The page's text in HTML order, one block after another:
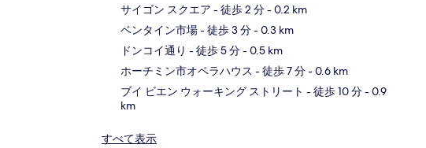
サイゴン スクエア - 徒歩 2 分- 0.2 km
ベンタイン市場- 徒歩 3 分- 0.3 km
ドンコイ通り - 徒歩 5 分- 0.5 km
ホーチミン市オペラハウス - 徒歩 7 分- 0.6 km
ブイ ビエン ウォーキング ストリート - 徒歩 10 分- 0.9
km
すべて表示